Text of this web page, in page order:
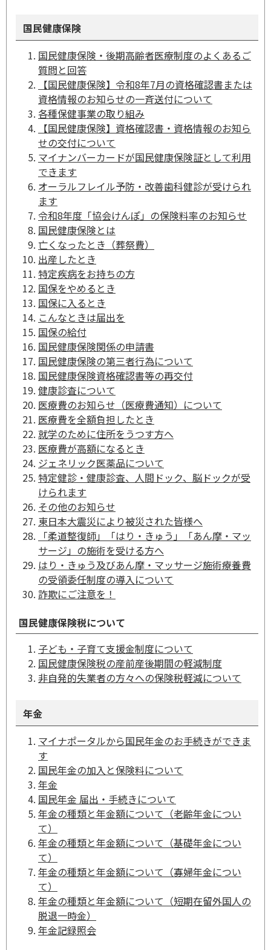
国民健康保険
国民健康保険・後期高齢者医療制度のよくあるご
質問と回答
【国民健康保険】令和8年7月の資格確認書または
資格情報のお知らせの一斉送付について
各種保健事業の取り組み
【国民健康保険】資格確認書・資格情報のお知ら
せの交付について
マイナンバーカードが国民健康保険証として利用
できます
オーラルフレイル予防・改善歯科健診が受けられ
ます
令和8年度「協会けんぽ」の保険料率のお知らせ
国民健康保険とは
亡くなったとき（葬祭費）
出産したとき
特定疾病をお持ちの方
国保をやめるとき
国保に入るとき
こんなときは届出を
国保の給付
国民健康保険関係の申請書
国民健康保険の第三者行為について
国民健康保険資格確認書等の再交付
健康診査について
医療費のお知らせ（医療費通知）について
医療費を全額負担したとき
就学のために住所をうつす方へ
医療費が高額になるとき
ジェネリック医薬品について
特定健診・健康診査、人間ドック、脳ドックが受
けられます
その他のお知らせ
東日本大震災により被災された皆様へ
「柔道整復師」「はり・きゅう」「あん摩・マッ
サージ」の施術を受ける方へ
はり・きゅう及びあん摩・マッサージ施術療養費
の受領委任制度の導入について
詐欺にご注意を！
国民健康保険税について
子ども・子育て支援金制度について
国民健康保険税の産前産後期間の軽減制度
非自発的失業者の方々への保険税軽減について
年金
マイナポータルから国民年金のお手続きができま
す
国民年金の加入と保険料について
年金
国民年金 届出・手続きについて
年金の種類と年金額について（老齢年金につい
て）
年金の種類と年金額について（基礎年金につい
て）
年金の種類と年金額について（寡婦年金につい
て）
年金の種類と年金額について（短期在留外国人の
脱退一時金）
年金記録照会